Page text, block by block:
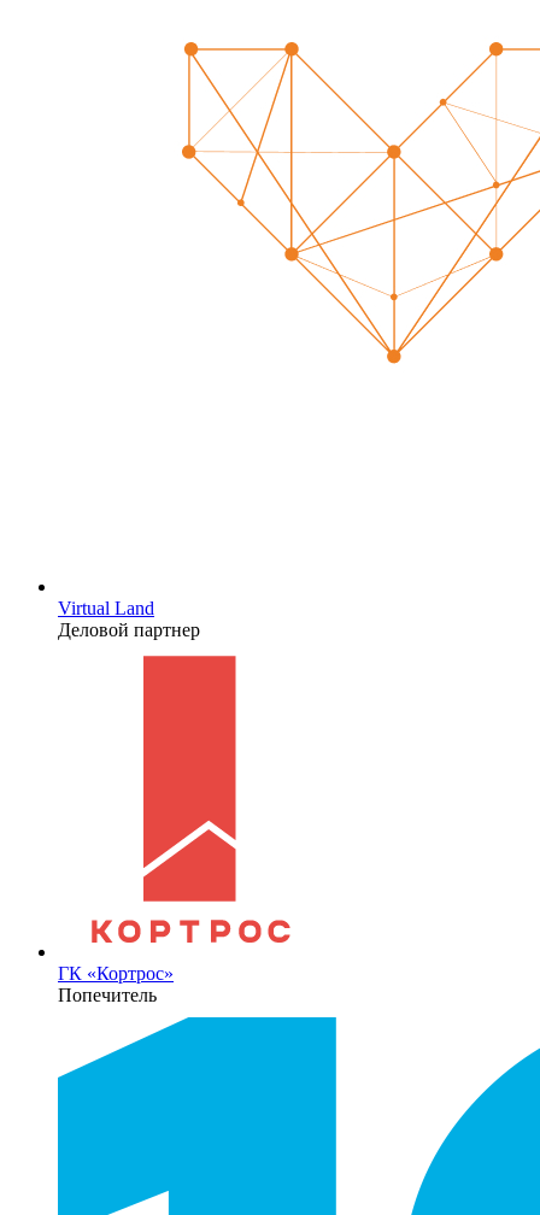
Virtual Land
Деловой партнер
ГК «Кортрос»
Попечитель